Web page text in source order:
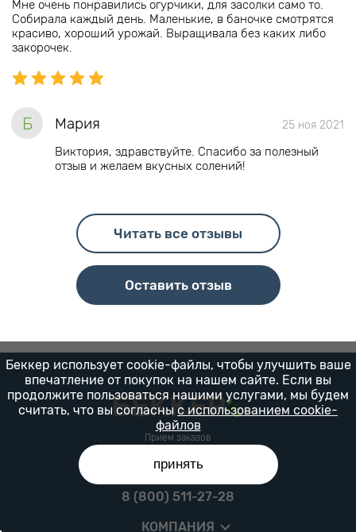
Мне очень понравились огурчики, для засолки само то.
Собирала каждый день. Маленькие, в баночке смотрятся
красиво, хороший урожай. Выращивала без каких либо
закорочек.
Б Мария 25 ноя 2021
Виктория, здравствуйте. Спасибо за полезный
отзыв и желаем вкусных солений!
Читать все отзывы
Оставить отзыв
Прием заказов
8 (800) 511-27-28
КОМПАНИЯ
Беккер использует cookie-файлы, чтобы улучшить ваше
впечатление от покупок на нашем сайте. Если вы
продолжите пользоваться нашими услугами, мы будем
считать, что вы согласны с использованием cookie-
файлов
принять